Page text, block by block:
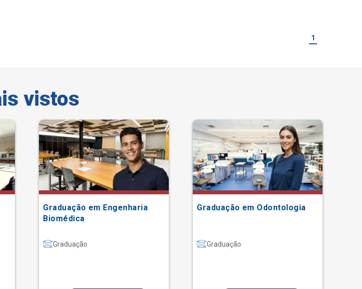
1
vistos
Graduação em Engenharia
Biomédica
Graduação
Graduação em Odontologia
Graduação